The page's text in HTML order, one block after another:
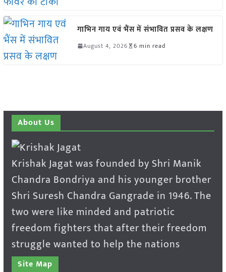
गाभिन गाय एवं भैंस में संभावित प्रसव के लक्षण
August 4, 2026 6 min read
About Us
Krishak Jagat was founded by Shri Manik
Chandra Bondriya and his younger brother
Shri Suresh Chandra Gangrade in 1946. The
two were like minded and patriotic
freedom fighters that after their freedom
struggle wanted to help the nations
Site Map